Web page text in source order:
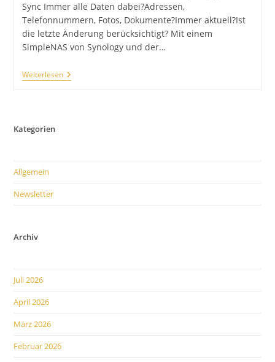
Sync Immer alle Daten dabei?Adressen,
Telefonnummern, Fotos, Dokumente?Immer aktuell?Ist
die letzte Änderung berücksichtigt? Mit einem
SimpleNAS von Synology und der…
WeiterlesenImmer
Alles
Kategorien
Allgemein
Newsletter
Archiv
Juli 2026
April 2026
März 2026
Februar 2026